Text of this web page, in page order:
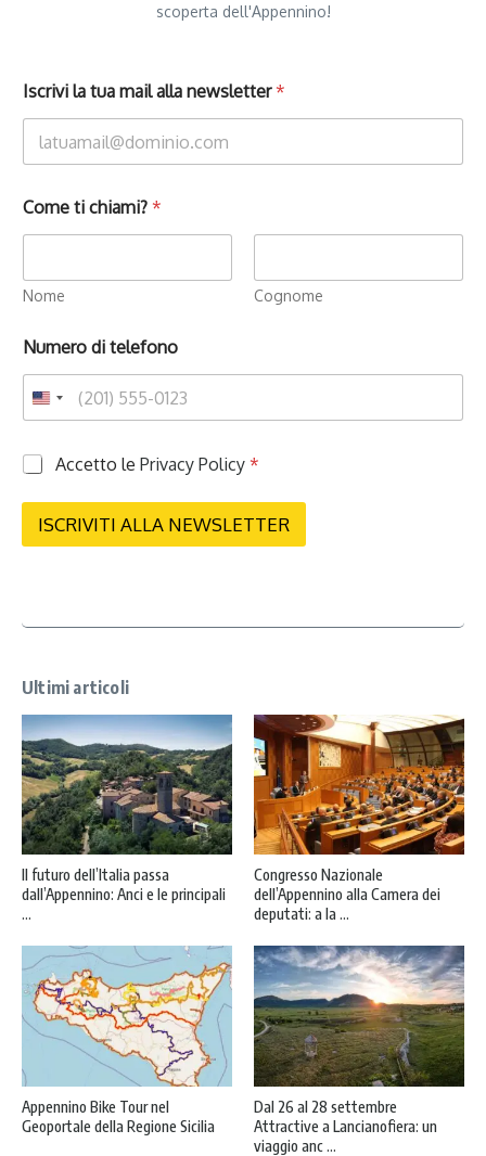
scoperta dell'Appennino!
Iscrivi la tua mail alla newsletter*
Come ti chiami? *
Nome Cognome
Numero di telefono
P
i
a
Accetto le Privacy Policy *
ISCRIVITI ALLA NEWSLETTER
Ultimi articoli
Il futuro dell’Italia passa
dall’Appennino: Anci e le principali
...
Congresso Nazionale
dell’Appennino alla Camera dei
deputati: a la ...
Appennino Bike Tour nel
Geoportale della Regione Sicilia
Dal 26 al 28 settembre
Attractive a Lancianofiera: un
viaggio anc ...